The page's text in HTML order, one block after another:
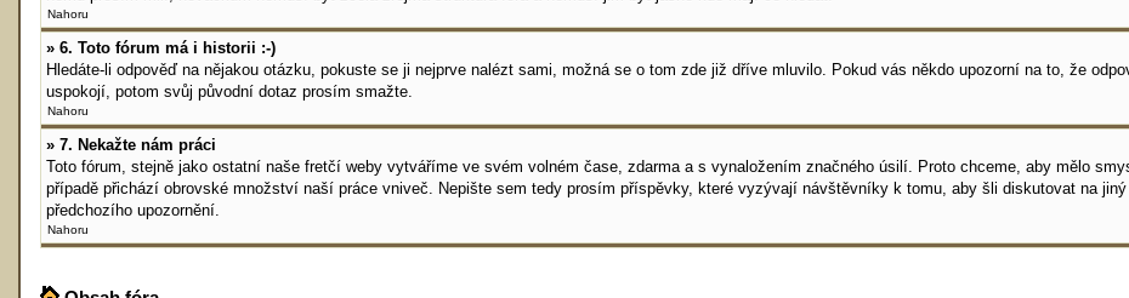
Nahoru
» 6. Toto fórum má i historii :-)
Hledáte-li odpověď na nějakou otázku, pokuste se ji nejprve nalézt sami, možná se o tom zde již dříve mluvilo. Pokud vás někdo upozorní na to, že
uspokojí, potom svůj původní dotaz prosím smažte.
Nahoru
» 7. Nekažte nám práci
Toto fórum, stejně jako ostatní naše fretčí weby vytváříme ve svém volném čase, zdarma a s vynaložením značného úsilí. Proto chceme, aby mělo
případě přichází obrovské množství naší práce vniveč. Nepište sem tedy prosím příspěvky, které vyzývají návštěvníky k tomu, aby šli diskutovat na
předchozího upozornění.
Nahoru